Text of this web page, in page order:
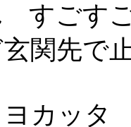
すごす
関先で
カッタ